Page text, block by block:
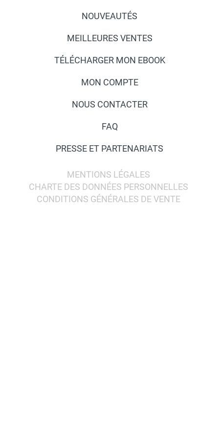
NOUVEAUTÉS
MEILLEURES VENTES
TÉLÉCHARGER MON EBOOK
MON COMPTE
NOUS CONTACTER
FAQ
PRESSE ET PARTENARIATS
MENTIONS LÉGALES
CHARTE DES DONNÉES PERSONNELLES
CONDITIONS GÉNÉRALES DE VENTE